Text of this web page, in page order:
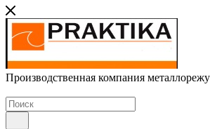
Производственная компания